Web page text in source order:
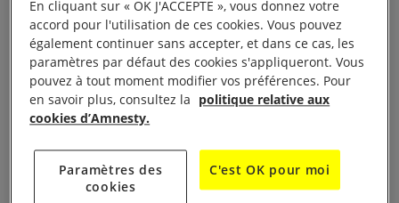
monde sans peur,
sans répression,
sans excuses
Les attaques contre les
droits et les libertés
En cliquant sur « OK J'ACCEPTE », vous donnez votre
accord pour l'utilisation de ces cookies. Vous pouvez
également continuer sans accepter, et dans ce cas, les
paramètres par défaut des cookies s'appliqueront. Vous
pouvez à tout moment modifier vos préférences. Pour
en savoir plus, consultez la politique relative aux
cookies d’Amnesty.
Paramètres des
cookies
C'est OK pour moi